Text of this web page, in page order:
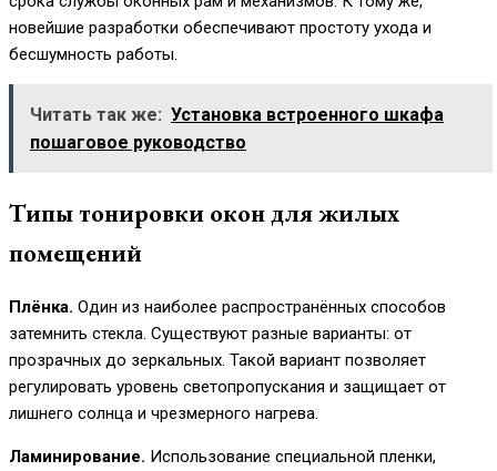
новейшие разработки обеспечивают простоту ухода и
бесшумность работы.
Читать так же: Установка встроенного шкафа
пошаговое руководство
Типы тонировки окон для жилых
помещений
Плёнка. Один из наиболее распространённых способов
затемнить стекла. Существуют разные варианты: от
прозрачных до зеркальных. Такой вариант позволяет
регулировать уровень светопропускания и защищает от
лишнего солнца и чрезмерного нагрева.
Ламинирование. Использование специальной пленки,